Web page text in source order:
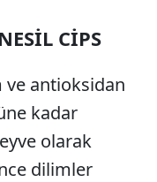
CİPS
ve antioksidan
kadar
olarak
dilimler